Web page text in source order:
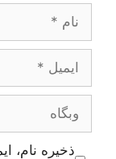
ایمیل
وبگاه
ذخیره نام،